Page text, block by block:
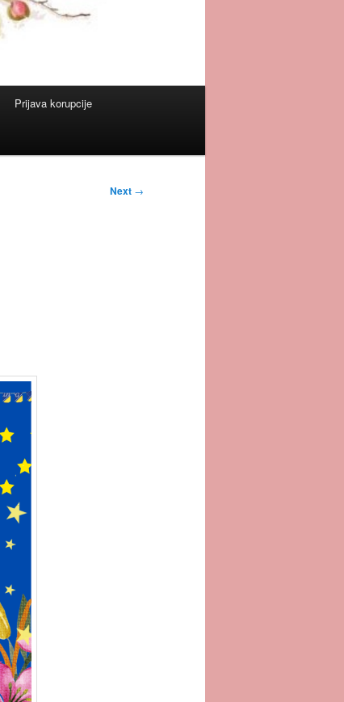
Prijava korupcije
Next →